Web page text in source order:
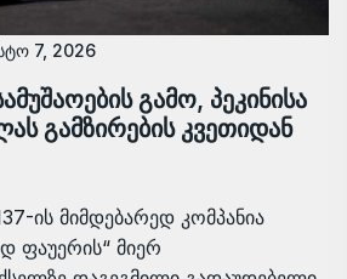
7, 2026
გამო, პეკინისა
გამზირების კვეთიდან
ის მიმდებარედ კომპანია
ფაუერის“ მიერ